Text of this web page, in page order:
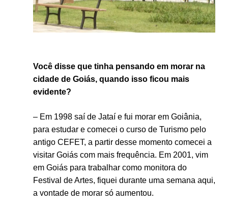
Você disse que tinha pensando em morar na
cidade de Goiás, quando isso ficou mais
evidente?
– Em 1998 saí de Jataí e fui morar em Goiânia,
para estudar e comecei o curso de Turismo pelo
antigo CEFET, a partir desse momento comecei a
visitar Goiás com mais frequência. Em 2001, vim
em Goiás para trabalhar como monitora do
Festival de Artes, fiquei durante uma semana aqui,
a vontade de morar só aumentou.